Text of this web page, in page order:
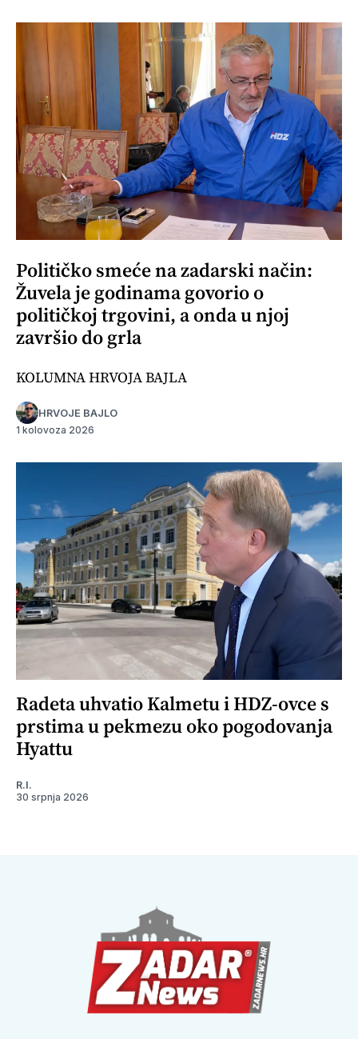
Političko smeće na zadarski način:
Žuvela je godinama govorio o
političkoj trgovini, a onda u njoj
završio do grla
KOLUMNA HRVOJA BAJLA
HRVOJE BAJLO
1 kolovoza 2026
Radeta uhvatio Kalmetu i HDZ-ovce s
prstima u pekmezu oko pogodovanja
Hyattu
R.I.
30 srpnja 2026